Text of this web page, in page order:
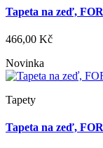
Tapeta na zeď,
466,00 Kč
Novinka
Tapety
Tapeta na zeď,